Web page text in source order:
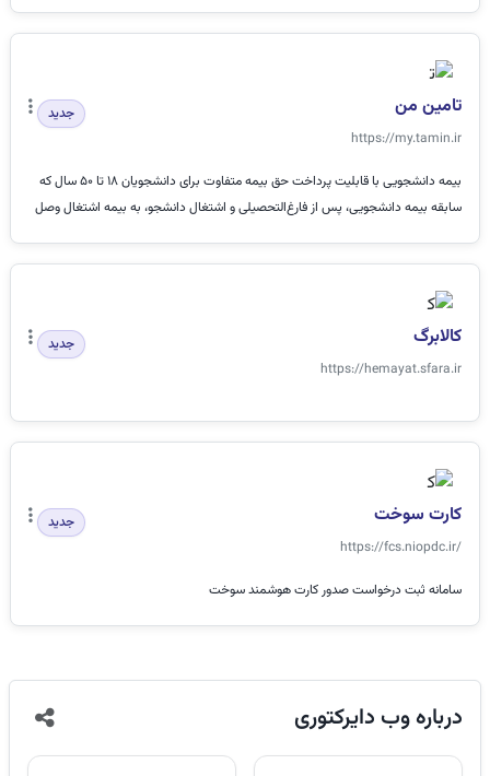
تامین من
https://my.tamin.ir
جدید
بیمه دانشجویی با قابلیت پرداخت حق بیمه متفاوت برای دانشجویان 18 تا 50 سال که
سابقه بیمه دانشجویی، پس از فارغ‌التحصیلی و اشتغال دانشجو، به بیمه اشتغال وصل
کالابرگ
https://hemayat.sfara.ir
جدید
کارت سوخت
https://fcs.niopdc.ir/
جدید
سامانه ثبت درخواست صدور کارت هوشمند سوخت
دربارهوب دایرکتوری